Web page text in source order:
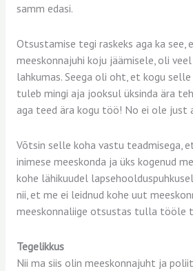
samm edasi.
Otsustamise tegi raskeks aga ka see,
meeskonnajuhi koju jäämisele, oli
lahkumas. Seega oli oht, et kogu
tuleb mingi aja jooksul üksinda ära
aga teed ära kogu töö! No ei ole just
Võtsin selle koha vastu teadmisega,
inimese meeskonda ja üks kogenud
kohe lähikuudel
nii, et me ei leidnud kohe uut
meeskonnaliige otsustas tulla tööle
Tegelikkus
Nii ma siis olin meeskonnajuht ja